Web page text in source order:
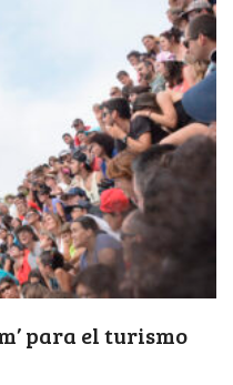
para el turismo